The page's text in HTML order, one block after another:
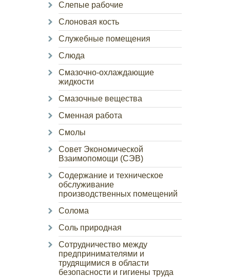
Слепые рабочие
Слоновая кость
Служебные помещения
Слюда
Смазочно-охлаждающие
жидкости
Смазочные вещества
Сменная работа
Смолы
Совет Экономической
Взаимопомощи (СЭВ)
Содержание и техническое
обслуживание
производственных помещений
Солома
Соль природная
Сотрудничество между
предпринимателями и
трудящимися в области
безопасности и гигиены труда